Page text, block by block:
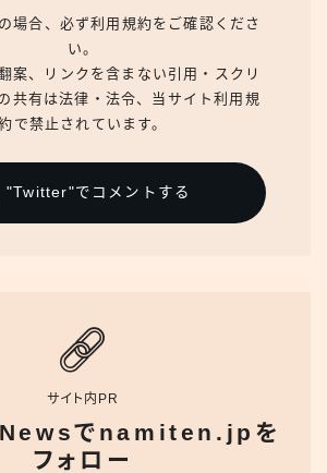
場合、必ず利用規約をご確認くださ
い。
案、リンクを含まない引用・スクリ
共有は法律・法令、当サイト利用規
で禁止されています。
"Twitter"でコメントする
サイト内PR
でnamiten.jpを
フォロー